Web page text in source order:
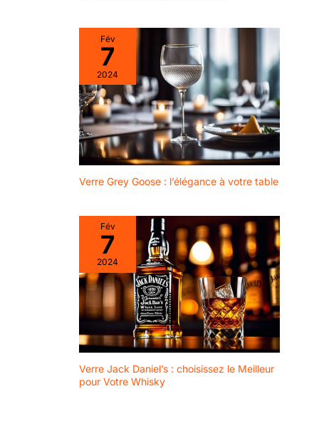
Fév
7
2024
Verre Grey Goose : l’élégance à votre table
Fév
7
2024
Verre Jack Daniel’s : choisissez le Meilleur
pour Votre Whisky